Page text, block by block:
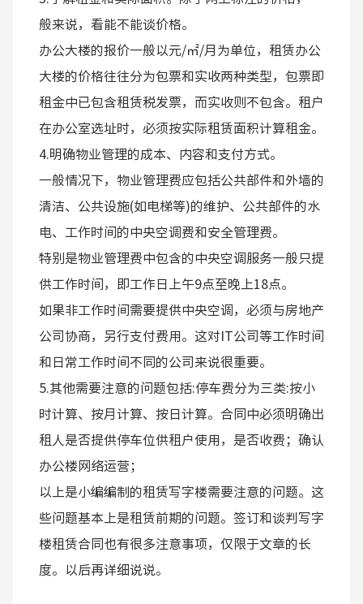
般来说，看能不能谈价格。
办公大楼的报价一般以元/㎡/月为单位，租赁办公
大楼的价格往往分为包票和实收两种类型，包票即
租金中已包含租赁税发票，而实收则不包含。租户
在办公室选址时，必须按实际租赁面积计算租金。
4.明确物业管理的成本、内容和支付方式。
一般情况下，物业管理费应包括公共部件和外墙的
清洁、公共设施(如电梯等)的维护、公共部件的水
电、工作时间的中央空调费和安全管理费。
特别是物业管理费中包含的中央空调服务一般只提
供工作时间，即工作日上午9点至晚上18点。
如果非工作时间需要提供中央空调，必须与房地产
公司协商，另行支付费用。这对IT公司等工作时间
和日常工作时间不同的公司来说很重要。
5.其他需要注意的问题包括:停车费分为三类:按小
时计算、按月计算、按日计算。合同中必须明确出
租人是否提供停车位供租户使用，是否收费；确认
办公楼网络运营；
以上是小编编制的租赁写字楼需要注意的问题。这
些问题基本上是租赁前期的问题。签订和谈判写字
楼租赁合同也有很多注意事项，仅限于文章的长
度。以后再详细说说。